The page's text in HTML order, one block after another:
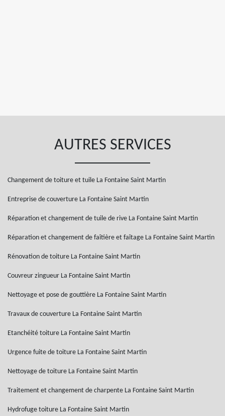
AUTRES SERVICES
Changement de toiture et tuile La Fontaine Saint Martin
Entreprise de couverture La Fontaine Saint Martin
Réparation et changement de tuile de rive La Fontaine Saint Martin
Réparation et changement de faîtière et faîtage La Fontaine Saint Martin
Rénovation de toiture La Fontaine Saint Martin
Couvreur zingueur La Fontaine Saint Martin
Nettoyage et pose de gouttière La Fontaine Saint Martin
Travaux de couverture La Fontaine Saint Martin
Etanchéité toiture La Fontaine Saint Martin
Urgence fuite de toiture La Fontaine Saint Martin
Nettoyage de toiture La Fontaine Saint Martin
Traitement et changement de charpente La Fontaine Saint Martin
Hydrofuge toiture La Fontaine Saint Martin